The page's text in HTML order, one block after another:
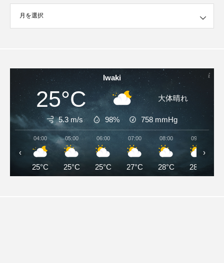
Iwaki
25°C 大体晴れ
5.3 m/s 98% 758 mmHg
04:00
25°C
05:00
25°C
06:00
25°C
07:00
27°C
08:00
28°C
09:00
28°C
‹ ›